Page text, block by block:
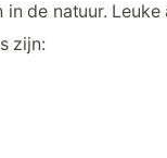
de natuur.
zijn: